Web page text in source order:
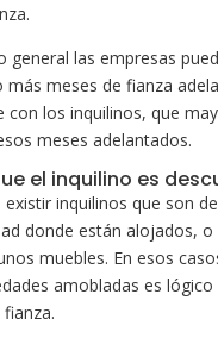
general las empresas
más meses de fianza
con los inquilinos, que
meses adelantados.
el inquilino es
existir inquilinos que son
donde están alojados, o
muebles. En esos
amobladas es